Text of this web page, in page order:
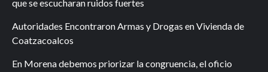
que se escucharan ruidos fuertes
Autoridades Encontraron Armas y Drogas en Vivienda de
Coatzacoalcos
En Morena debemos priorizar la congruencia, el oficio